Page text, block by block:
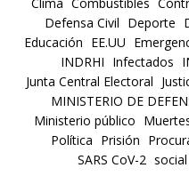
Clima Combustibles
Defensa Civil Deporte
Educación EE.UU
INDRHI Infectados
Junta Central Electoral
MINISTERIO DE
Ministerio público
Política Prisión
SARS CoV-2 social